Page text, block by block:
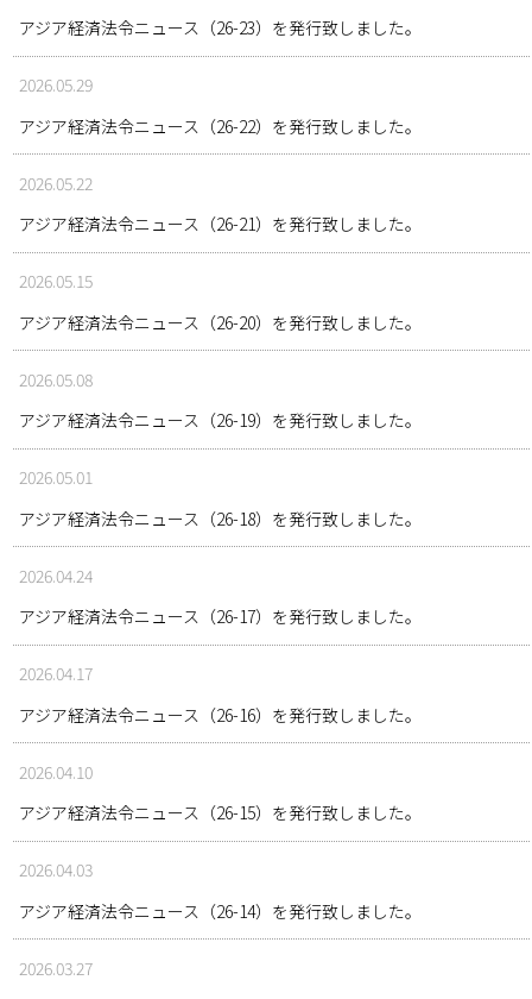
アジア経済法令ニュース（26-23）を発行致しました。
2026.05.29
アジア経済法令ニュース（26-22）を発行致しました。
2026.05.22
アジア経済法令ニュース（26-21）を発行致しました。
2026.05.15
アジア経済法令ニュース（26-20）を発行致しました。
2026.05.08
アジア経済法令ニュース（26-19）を発行致しました。
2026.05.01
アジア経済法令ニュース（26-18）を発行致しました。
2026.04.24
アジア経済法令ニュース（26-17）を発行致しました。
2026.04.17
アジア経済法令ニュース（26-16）を発行致しました。
2026.04.10
アジア経済法令ニュース（26-15）を発行致しました。
2026.04.03
アジア経済法令ニュース（26-14）を発行致しました。
2026.03.27